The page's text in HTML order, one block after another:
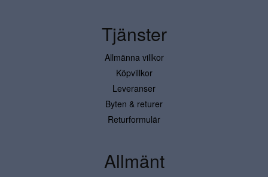
Tjänster
Allmänna villkor
Köpvillkor
Leveranser
Byten & returer
Returformulär
Allmänt